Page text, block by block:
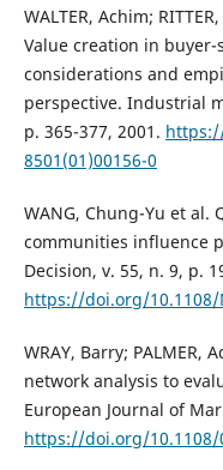
WALTER, Achim;
Value creation in
considerations and
perspective. Industrial
p. 365-377, 2001.
8501(01)00156-0
WANG, Chung-Yu et
communities influence
Decision, v. 55, n. 9, p.
https://doi.org/10.1108/
WRAY, Barry; PALMER,
network analysis to
European Journal of
https://doi.org/10.1108/